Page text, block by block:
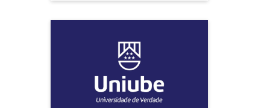
6
Detalhes do curso